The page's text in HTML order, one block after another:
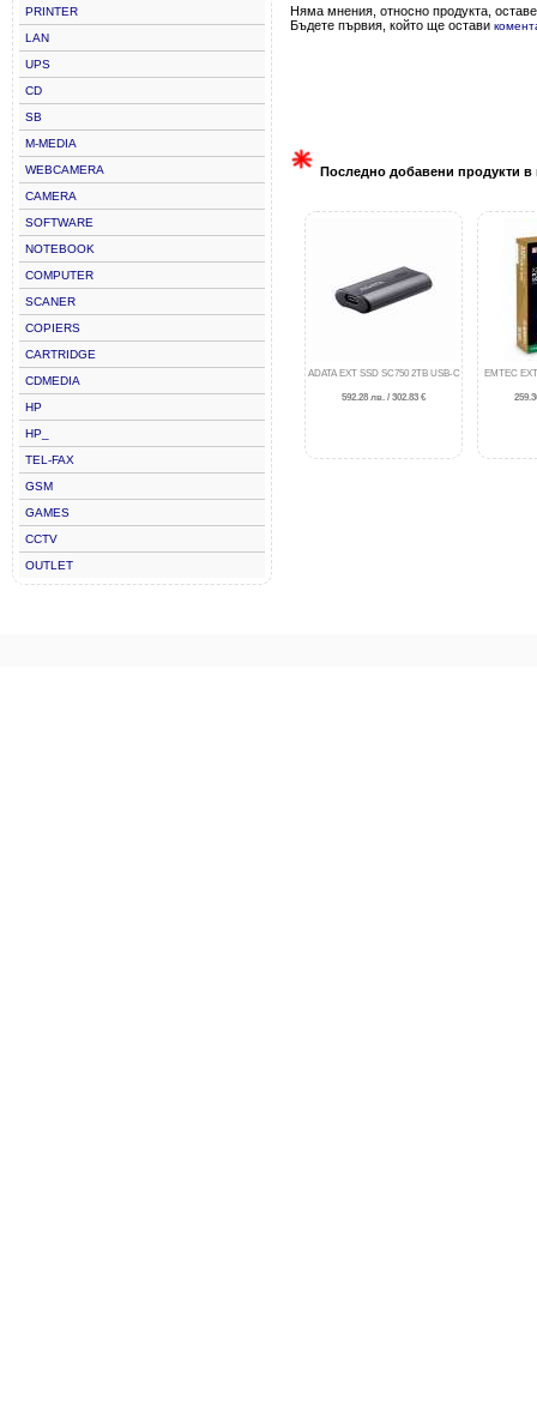
PRINTER
LAN
UPS
CD
SB
M-MEDIA
WEBCAMERA
CAMERA
SOFTWARE
NOTEBOOK
COMPUTER
SCANER
COPIERS
CARTRIDGE
CDMEDIA
HP
HP_
TEL-FAX
GSM
GAMES
CCTV
OUTLET
Няма мнения, относно продукта,
Бъдете първия, който ще остави
Последно добавени продукти в
ADATA EXT SSD SC750 2TB USB-C
592.28 лв. / 302.83 €
EMTEC